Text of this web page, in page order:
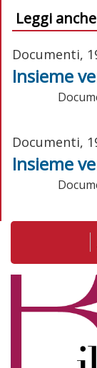
Leggi anche
Documenti,
Insieme
Documenti,
Insieme